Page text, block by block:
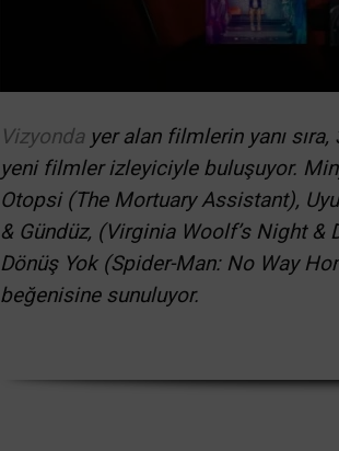
Vizyondayer alan filmlerin yanı
yeni filmler izleyiciyle buluşuyor.
Otopsi (The Mortuary Assistant),
& Gündüz, (Virginia Woolf’s Night &
Dönüş Yok (Spider-Man: No Way
beğenisine sunuluyor.